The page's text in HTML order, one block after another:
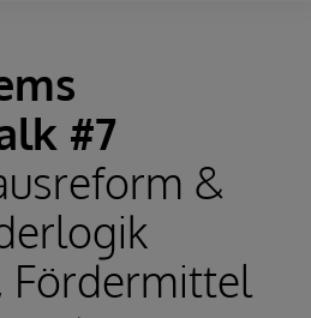
#7
&
Fördermittel